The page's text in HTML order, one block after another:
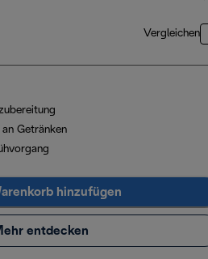
Vergleichen
Getränken
hinzufügen
entdecken